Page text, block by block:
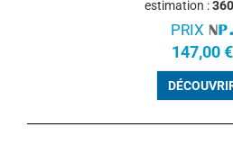
estimation :
PRIX
147,00 €